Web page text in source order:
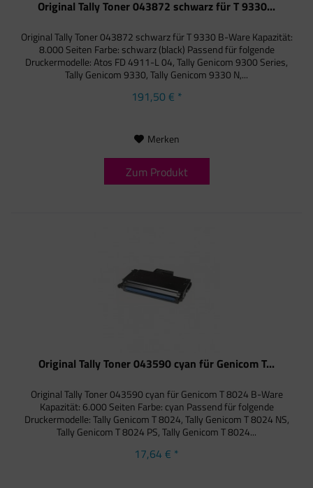
Original Tally Toner 043872 schwarz für T 9330...
Original Tally Toner 043872 schwarz für T 9330 B-Ware Kapazität:
8.000 Seiten Farbe: schwarz (black) Passend für folgende
Druckermodelle: Atos FD 4911-L 04, Tally Genicom 9300 Series,
Tally Genicom 9330, Tally Genicom 9330 N,...
191,50 € *
Merken
Zum Produkt
Original Tally Toner 043590 cyan für Genicom T...
Original Tally Toner 043590 cyan für Genicom T 8024 B-Ware
Kapazität: 6.000 Seiten Farbe: cyan Passend für folgende
Druckermodelle: Tally Genicom T 8024, Tally Genicom T 8024 NS,
Tally Genicom T 8024 PS, Tally Genicom T 8024...
17,64 € *